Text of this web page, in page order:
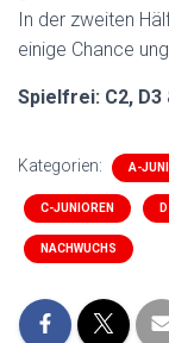
In der zweiten
einige Chance
Spielfrei: C2,
Kategorien: A-
C-JUNIOREN
NACHWUCHS